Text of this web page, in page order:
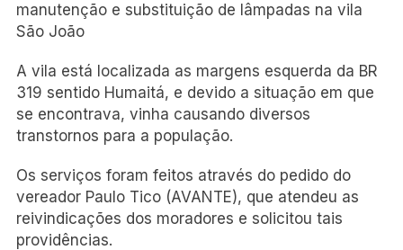
manutenção e substituição de lâmpadas na vila
São João
A vila está localizada as margens esquerda da BR
319 sentido Humaitá, e devido a situação em que
se encontrava, vinha causando diversos
transtornos para a população.
Os serviços foram feitos através do pedido do
vereador Paulo Tico (AVANTE), que atendeu as
reivindicações dos moradores e solicitou tais
providências.